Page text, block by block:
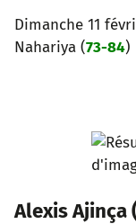
Dimanche 11
Nahariya (73-84)
Alexis Ajinça